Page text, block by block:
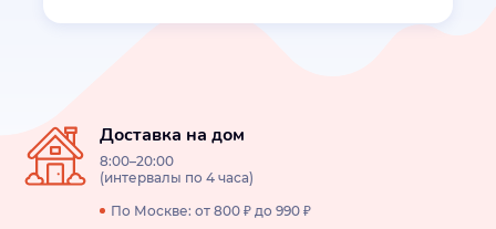
Доставка на дом
8:00–20:00
(интервалы по 4 часа)
По Москве: от 800 ₽ до 990 ₽